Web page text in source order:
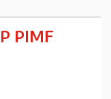
PIMF